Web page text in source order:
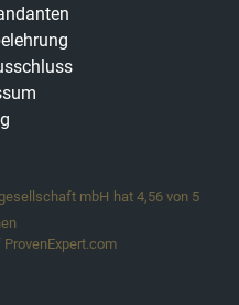
mbH hat 4,56 von 5